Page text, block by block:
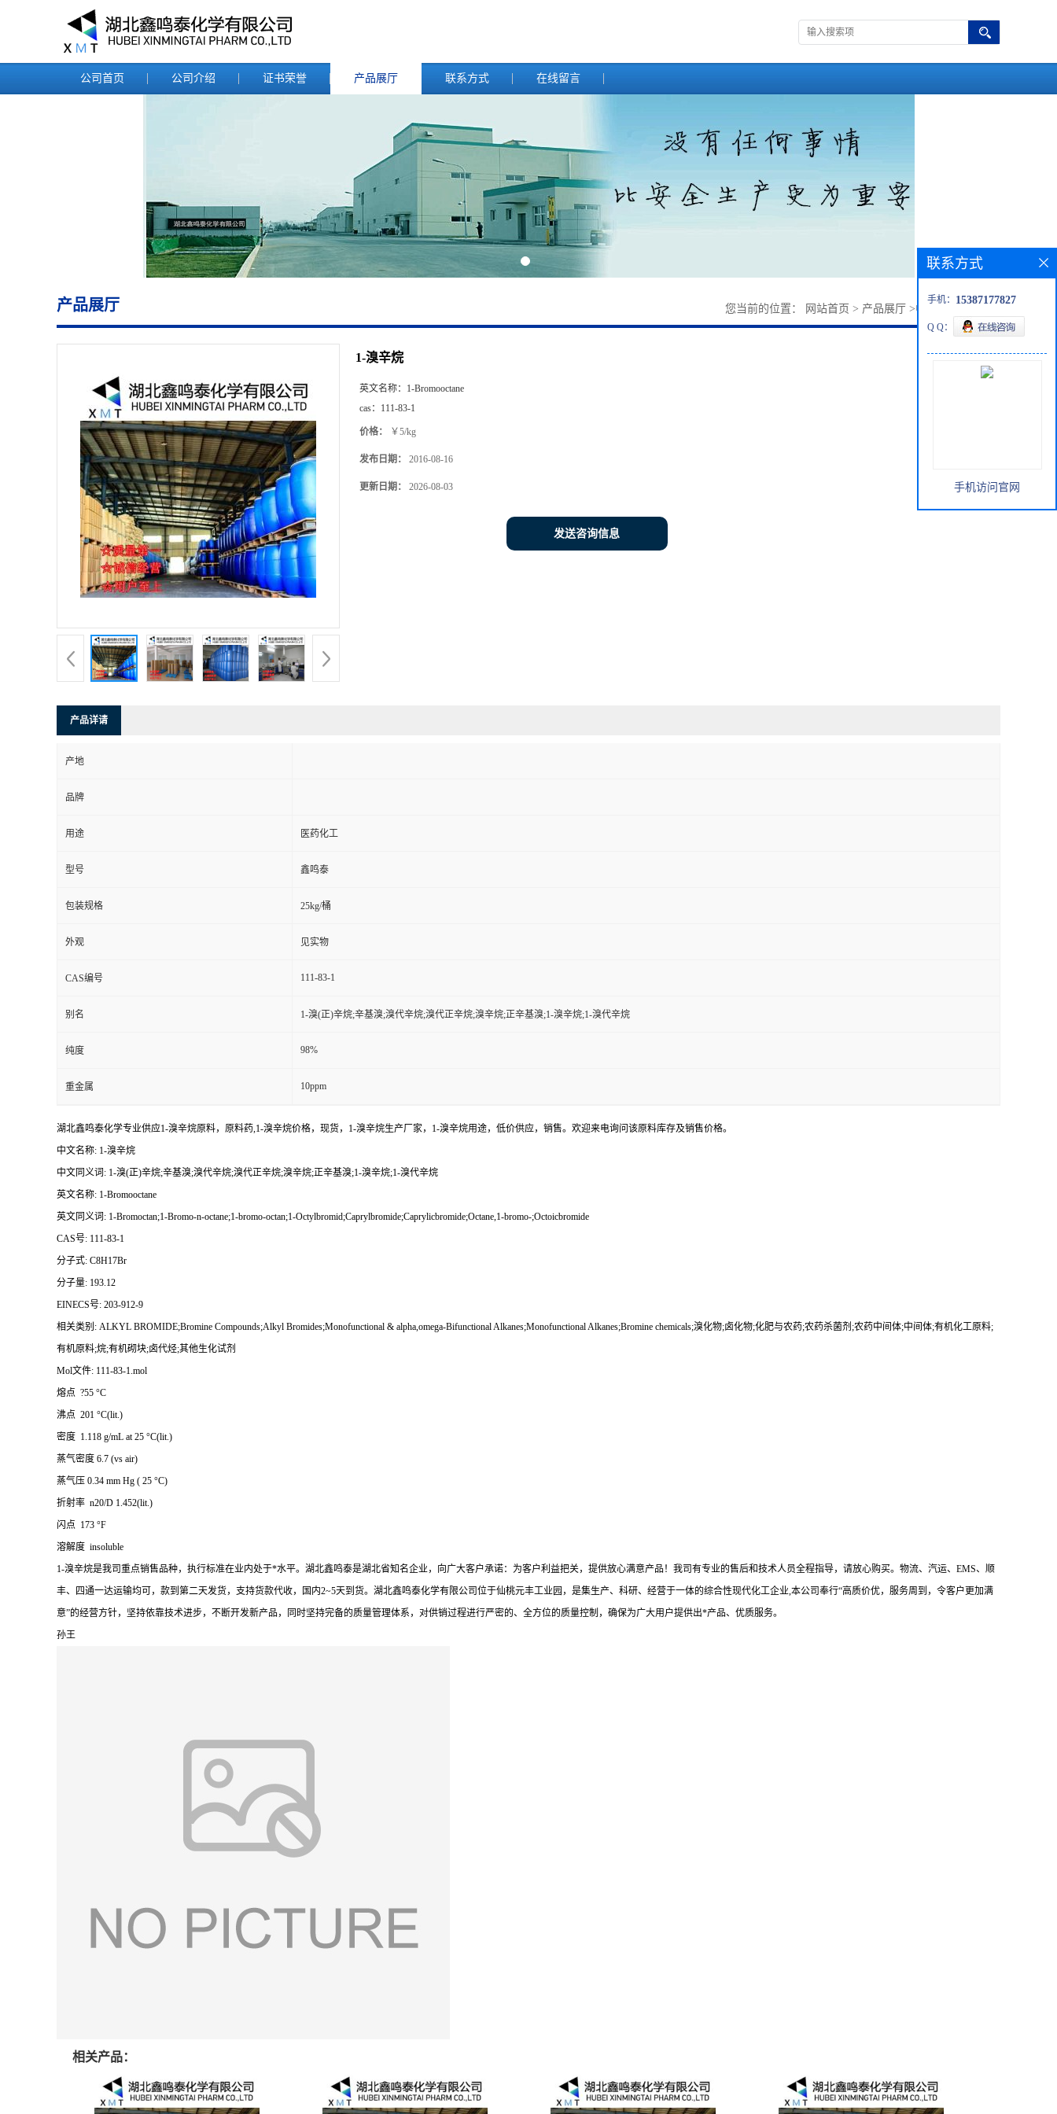
公司首页 公司介绍 证书荣誉 产品展厅 联系方式 在线留言
产品展厅 您当前的位置： 网站首页 > 产品展厅 >中间体
1-溴辛烷
英文名称： 1-Bromooctane
cas： 111-83-1
价格： ￥5/kg
发布日期： 2016-08-16
更新日期： 2026-08-03
发送咨询信息
产品详请
产地
品牌
用途 医药化工
型号 鑫鸣泰
包装规格 25kg/桶
外观 见实物
CAS编号 111-83-1
别名 1-溴(正)辛烷;辛基溴;溴代辛烷;溴代正辛烷;溴辛烷;正辛基溴;1-溴辛烷;1-溴代辛烷
纯度 98%
重金属 10ppm
湖北鑫鸣泰化学专业供应1-溴辛烷原料，原料药,1-溴辛烷价格，现货，1-溴辛烷生产厂家，1-溴辛烷用途，低价供应，销售。欢迎来电询问该原料库存及销售价格。
中文名称: 1-溴辛烷
中文同义词: 1-溴(正)辛烷;辛基溴;溴代辛烷;溴代正辛烷;溴辛烷;正辛基溴;1-溴辛烷;1-溴代辛烷
英文名称: 1-Bromooctane
英文同义词: 1-Bromoctan;1-Bromo-n-octane;1-bromo-octan;1-Octylbromid;Caprylbromide;Caprylicbromide;Octane,1-bromo-;Octoicbromide
CAS号: 111-83-1
分子式: C8H17Br
分子量: 193.12
EINECS号: 203-912-9
相关类别: ALKYL BROMIDE;Bromine Compounds;Alkyl Bromides;Monofunctional & alpha,omega-Bifunctional Alkanes;Monofunctional Alkanes;Bromine chemicals;溴化物;卤化物;化肥与农药;农药杀菌剂;农药中间体;中间体;有机化工原料;
有机原料;烷;有机砌块;卤代烃;其他生化试剂
Mol文件: 111-83-1.mol
熔点 ?55 °C
沸点 201 °C(lit.)
密度 1.118 g/mL at 25 °C(lit.)
蒸气密度 6.7 (vs air)
蒸气压 0.34 mm Hg ( 25 °C)
折射率 n20/D 1.452(lit.)
闪点 173 °F
溶解度 insoluble
1-溴辛烷是我司重点销售品种，执行标准在业内处于*水平。湖北鑫鸣泰是湖北省知名企业，向广大客户承诺：为客户利益把关，提供放心满意产品！我司有专业的售后和技术人员全程指导，请放心购买。物流、汽运、EMS、顺
丰、四通一达运输均可，款到第二天发货，支持货款代收，国内2~5天到货。湖北鑫鸣泰化学有限公司位于仙桃元丰工业园，是集生产、科研、经营于一体的综合性现代化工企业,本公司奉行“高质价优，服务周到，令客户更加满
意”的经营方针，坚持依靠技术进步，不断开发新产品，同时坚持完备的质量管理体系，对供销过程进行严密的、全方位的质量控制，确保为广大用户提供出*产品、优质服务。
孙王
相关产品：
联系方式
手机： 15387177827
Q Q：
手机访问官网